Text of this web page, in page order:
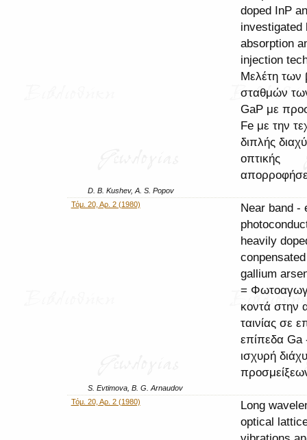
doped InP
investigated
absorption
injection
Μελέτη των
σταθμών
GaP με
Fe με την
διπλής
οπτικής
D. B. Kushev, A. S. Popov
Τόμ. 20, Αρ. 2 (1980)
Near band -
heavily
gallium
=
κοντά στην
ταινίας σε
επίπεδα Ga
ισχυρή
S. Evtimova, B. G. Arnaudov
Τόμ. 20, Αρ. 2 (1980)
Long
optical